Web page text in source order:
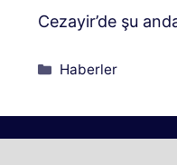
Cezayir’de şu
Kategoriler
Haberler